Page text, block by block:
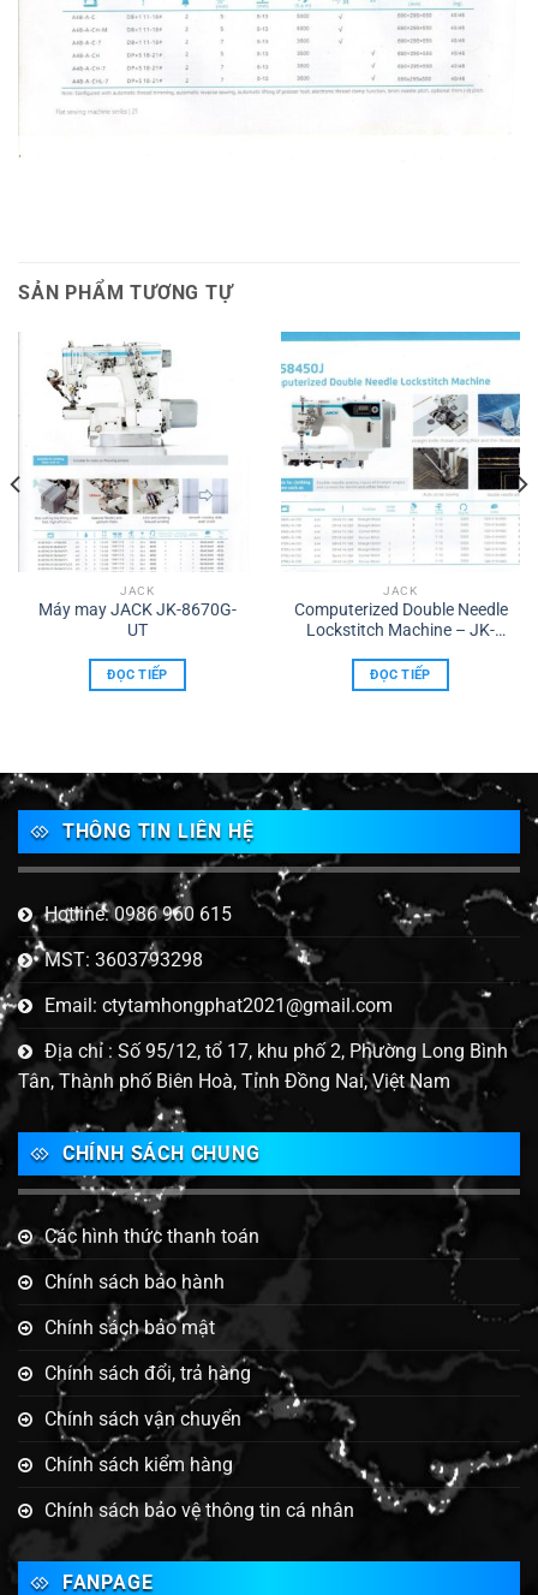
SẢN PHẨM TƯƠNG TỰ
JACK
Máy may JACK JK-8670G-
UT
ĐỌC TIẾP
JACK
Computerized Double Needle
Lockstitch Machine – JK-
ĐỌC TIẾP
THÔNG TIN LIÊN HỆ
Hotline: 0986 960 615
MST: 3603793298
Email: ctytamhongphat2021@gmail.com
Địa chỉ : Số 95/12, tổ 17, khu phố 2, Phường Long Bình
Tân, Thành phố Biên Hoà, Tỉnh Đồng Nai, Việt Nam
CHÍNH SÁCH CHUNG
Các hình thức thanh toán
Chính sách bảo hành
Chính sách bảo mật
Chính sách đổi, trả hàng
Chính sách vận chuyển
Chính sách kiểm hàng
Chính sách bảo vệ thông tin cá nhân
FANPAGE